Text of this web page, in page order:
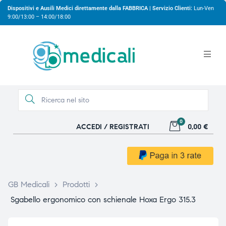
Dispositivi e Ausili Medici direttamente dalla FABBRICA | Servizio Clienti: Lun-Ven
9:00/13:00 – 14:00/18:00
ACCEDI / REGISTRATI
0
0,00 €
GB Medicali > Prodotti
>
Sgabello ergonomico con schienale Hoxa Ergo 315.3